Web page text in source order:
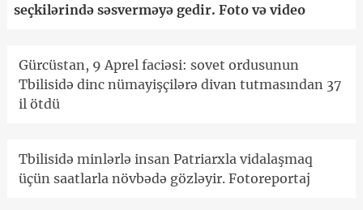
seçkilərində səsverməyə gedir. Foto və video
Gürcüstan, 9 Aprel faciəsi: sovet ordusunun
Tbilisidə dinc nümayişçilərə divan tutmasından 37
il ötdü
Tbilisidə minlərlə insan Patriarxla vidalaşmaq
üçün saatlarla növbədə gözləyir. Fotoreportaj